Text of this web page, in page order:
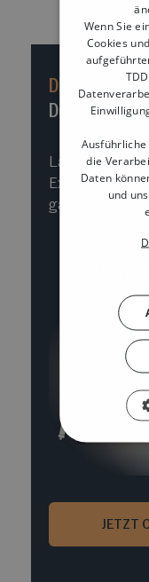
Das Tillhub
Deine Kasse.
Lass Dir jetzt
Experten ganz
ganz
JETZT
Wenn Sie
Cookies
die
Daten
und